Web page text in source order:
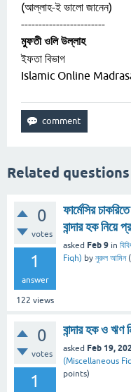
(আল্লাহ-ই ভালো জানেন)
------------------------
মুফতী ওলি উল্লাহ
ইফতা বিভাগ
Islamic Online
Related questions
0
votes
1
answer
122 views
ফার্মেসির
বান্দার হক নিয়ে
asked Feb 9 in
Fiqh) by নুরুল আমিন (
0
votes
1
বান্দার হক ও ঋণ
asked Feb 19,
(Miscellaneous
points)